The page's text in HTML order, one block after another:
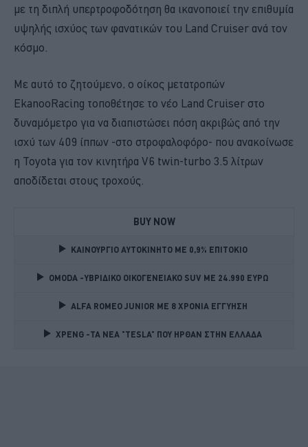
με τη διπλή υπερτροφοδότηση θα ικανοποιεί την επιθυμία
υψηλής ισχύος των φανατικών του Land Cruiser ανά τον
κόσμο.
Με αυτό το ζητούμενο, ο οίκος μετατροπών
EkanooRacing τοποθέτησε το νέο Land Cruiser στο
δυναμόμετρο για να διαπιστώσει πόση ακριβώς από την
ισχύ των 409 ίππων -στο στροφαλοφόρο- που ανακοίνωσε
η Toyota για τον κινητήρα V6 twin-turbo 3.5 λίτρων
αποδίδεται στους τροχούς.
BUY NOW
ΚΑΙΝΟΥΡΓΙΟ ΑΥΤΟΚΙΝΗΤΟ ΜΕ 0,9% ΕΠΙΤΟΚΙΟ
OMODA -ΥΒΡΙΔΙΚΟ ΟΙΚΟΓΕΝΕΙΑΚΟ SUV ME 24.990 ΕΥΡΩ
ALFA ROMEO JUNIOR ME 8 ΧΡΟΝΙΑ ΕΓΓΥΗΣΗ
XPENG -ΤΑ ΝΕΑ "TESLA" ΠΟΥ ΗΡΘΑΝ ΣΤΗΝ ΕΛΛΑΔΑ